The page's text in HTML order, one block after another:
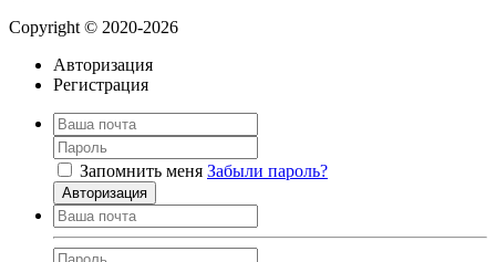
Copyright © 2020-2026
Авторизация
Регистрация
Запомнить меня Забыли пароль?
Авторизация